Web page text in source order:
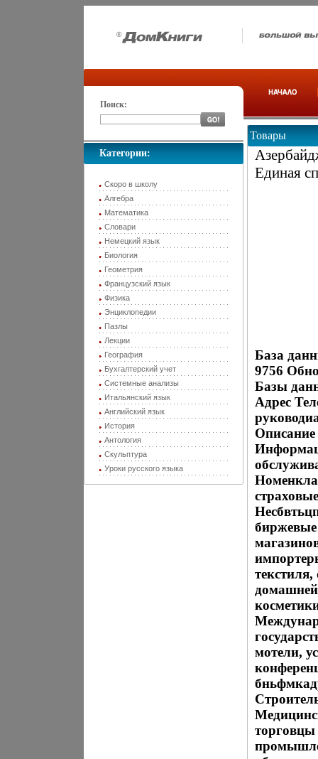
Поиск:
Категории:
Скоро в школу
Алгебра
Математика
Словари
Немецкий язык
Биология
Геометрия
Французский язык
Физика
Энциклопедии
Пазлы
Лекции
География
Бухгалтерский учет
Системные анализы
Итальянский язык
Английский язык
История
Антология
Скульптура
Уроки русского языка
Товары
Единая
База
9756
Базы
Адрес
Описание
мотели,